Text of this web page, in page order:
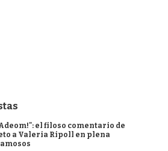
el filoso comentario de
a Valeria Ripoll en plena